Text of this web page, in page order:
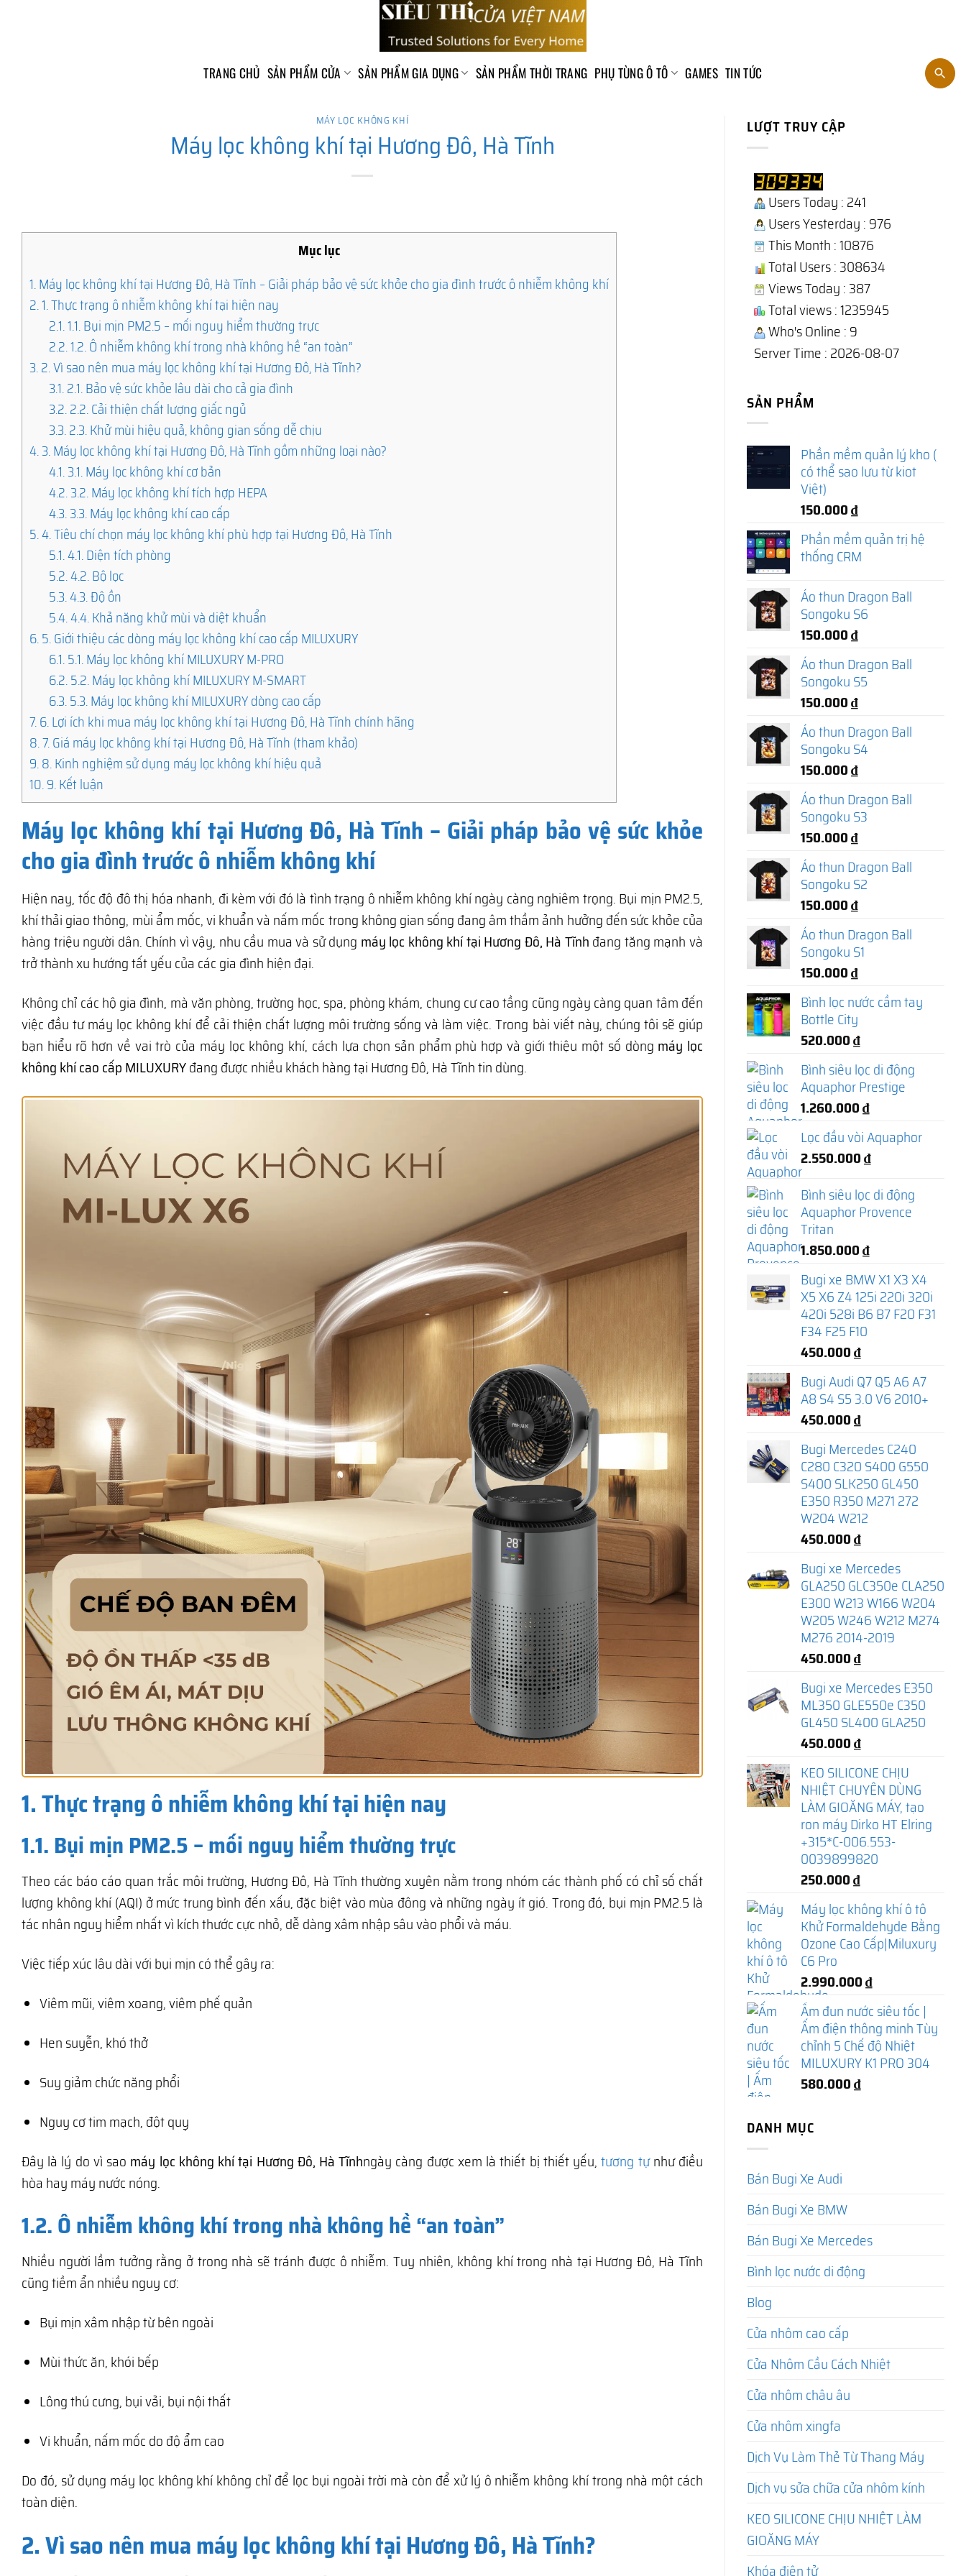
TRANG CHỦ SẢN PHẨM CỬA SẢN PHẨM GIA DỤNG SẢN PHẨM THỜI TRANG PHỤ TÙNG Ô TÔ GAMES TIN TỨC
MÁY LỌC KHÔNG KHÍ
Máy lọc không khí tại Hương Đô, Hà Tĩnh
Mục lục
1.Máy lọc không khí tại Hương Đô, Hà Tĩnh – Giải pháp bảo vệ sức khỏe cho gia đình trước ô nhiễm không khí
2.1. Thực trạng ô nhiễm không khí tại hiện nay
2.1.1.1. Bụi mịn PM2.5 – mối nguy hiểm thường trực
2.2.1.2. Ô nhiễm không khí trong nhà không hề “an toàn”
3.2. Vì sao nên mua máy lọc không khí tại Hương Đô, Hà Tĩnh?
3.1.2.1. Bảo vệ sức khỏe lâu dài cho cả gia đình
3.2.2.2. Cải thiện chất lượng giấc ngủ
3.3.2.3. Khử mùi hiệu quả, không gian sống dễ chịu
4.3. Máy lọc không khí tại Hương Đô, Hà Tĩnh gồm những loại nào?
4.1.3.1. Máy lọc không khí cơ bản
4.2.3.2. Máy lọc không khí tích hợp HEPA
4.3.3.3. Máy lọc không khí cao cấp
5.4. Tiêu chí chọn máy lọc không khí phù hợp tại Hương Đô, Hà Tĩnh
5.1.4.1. Diện tích phòng
5.2.4.2. Bộ lọc
5.3.4.3. Độ ồn
5.4.4.4. Khả năng khử mùi và diệt khuẩn
6.5. Giới thiệu các dòng máy lọc không khí cao cấp MILUXURY
6.1.5.1. Máy lọc không khí MILUXURY M-PRO
6.2.5.2. Máy lọc không khí MILUXURY M-SMART
6.3.5.3. Máy lọc không khí MILUXURY dòng cao cấp
7.6. Lợi ích khi mua máy lọc không khí tại Hương Đô, Hà Tĩnh chính hãng
8.7. Giá máy lọc không khí tại Hương Đô, Hà Tĩnh (tham khảo)
9.8. Kinh nghiệm sử dụng máy lọc không khí hiệu quả
10.9. Kết luận
Máy lọc không khí tại Hương Đô, Hà Tĩnh – Giải pháp bảo vệ sức khỏe
cho gia đình trước ô nhiễm không khí
Hiện nay, tốc độ đô thị hóa nhanh, đi kèm với đó là tình trạng ô nhiễm không khí ngày càng nghiêm trọng. Bụi mịn PM2.5,
khí thải giao thông, mùi ẩm mốc, vi khuẩn và nấm mốc trong không gian sống đang âm thầm ảnh hưởng đến sức khỏe của
hàng triệu người dân. Chính vì vậy, nhu cầu mua và sử dụng máy lọc không khí tại Hương Đô, Hà Tĩnh đang tăng mạnh và
trở thành xu hướng tất yếu của các gia đình hiện đại.
Không chỉ các hộ gia đình, mà văn phòng, trường học, spa, phòng khám, chung cư cao tầng cũng ngày càng quan tâm đến
việc đầu tư máy lọc không khí để cải thiện chất lượng môi trường sống và làm việc. Trong bài viết này, chúng tôi sẽ giúp
bạn hiểu rõ hơn về vai trò của máy lọc không khí, cách lựa chọn sản phẩm phù hợp và giới thiệu một số dòng máy lọc
không khí cao cấp MILUXURYđang được nhiều khách hàng tại Hương Đô, Hà Tĩnh tin dùng.
1. Thực trạng ô nhiễm không khí tại hiện nay
1.1. Bụi mịn PM2.5 – mối nguy hiểm thường trực
Theo các báo cáo quan trắc môi trường, Hương Đô, Hà Tĩnh thường xuyên nằm trong nhóm các thành phố có chỉ số chất
lượng không khí (AQI) ở mức trung bình đến xấu, đặc biệt vào mùa đông và những ngày ít gió. Trong đó, bụi mịn PM2.5 là
tác nhân nguy hiểm nhất vì kích thước cực nhỏ, dễ dàng xâm nhập sâu vào phổi và máu.
Việc tiếp xúc lâu dài với bụi mịn có thể gây ra:
Viêm mũi, viêm xoang, viêm phế quản
Hen suyễn, khó thở
Suy giảm chức năng phổi
Nguy cơ tim mạch, đột quỵ
Đây là lý do vì sao máy lọc không khí tại Hương Đô, Hà Tĩnhngày càng được xem là thiết bị thiết yếu,tương tựnhư điều
hòa hay máy nước nóng.
1.2. Ô nhiễm không khí trong nhà không hề “an toàn”
Nhiều người lầm tưởng rằng ở trong nhà sẽ tránh được ô nhiễm. Tuy nhiên, không khí trong nhà tại Hương Đô, Hà Tĩnh
cũng tiềm ẩn nhiều nguy cơ:
Bụi mịn xâm nhập từ bên ngoài
Mùi thức ăn, khói bếp
Lông thú cưng, bụi vải, bụi nội thất
Vi khuẩn, nấm mốc do độ ẩm cao
Do đó, sử dụng máy lọc không khí không chỉ để lọc bụi ngoài trời mà còn để xử lý ô nhiễm không khí trong nhà một cách
toàn diện.
2. Vì sao nên mua máy lọc không khí tại Hương Đô, Hà Tĩnh?
LƯỢT TRUY CẬP
Users Today : 241
Users Yesterday : 976
This Month : 10876
Total Users : 308634
Views Today : 387
Total views : 1235945
Who's Online : 9
Server Time : 2026-08-07
SẢN PHẨM
Phần mềm quản lý kho (
có thể sao lưu từ kiot
Việt)
150.000₫
Phần mềm quản trị hệ
thống CRM
Áo thun Dragon Ball
Songoku S6
150.000₫
Áo thun Dragon Ball
Songoku S5
150.000₫
Áo thun Dragon Ball
Songoku S4
150.000₫
Áo thun Dragon Ball
Songoku S3
150.000₫
Áo thun Dragon Ball
Songoku S2
150.000₫
Áo thun Dragon Ball
Songoku S1
150.000₫
Bình lọc nước cầm tay
Bottle City
520.000₫
Bình siêu lọc di động
Aquaphor Prestige
1.260.000₫
Lọc đầu vòi Aquaphor
2.550.000₫
Bình siêu lọc di động
Aquaphor Provence
Tritan
1.850.000₫
Bugi xe BMW X1 X3 X4
X5 X6 Z4 125i 220i 320i
420i 528i B6 B7 F20 F31
F34 F25 F10
450.000₫
Bugi Audi Q7 Q5 A6 A7
A8 S4 S5 3.0 V6 2010+
450.000₫
Bugi Mercedes C240
C280 C320 S400 G550
S400 SLK250 GL450
E350 R350 M271 272
W204 W212
450.000₫
Bugi xe Mercedes
GLA250 GLC350e CLA250
E300 W213 W166 W204
W205 W246 W212 M274
M276 2014-2019
450.000₫
Bugi xe Mercedes E350
ML350 GLE550e C350
GL450 SL400 GLA250
450.000₫
KEO SILICONE CHỊU
NHIỆT CHUYÊN DÙNG
LÀM GIOĂNG MÁY, tạo
ron máy Dirko HT Elring
+315*C-006.553-
0039899820
250.000₫
Máy lọc không khí ô tô
Khử Formaldehyde Bằng
Ozone Cao Cấp|Miluxury
C6 Pro
2.990.000₫
Ấm đun nước siêu tốc |
Ấm điện thông minh Tùy
chỉnh 5 Chế độ Nhiệt
MILUXURY K1 PRO 304
580.000₫
DANH MỤC
Bán Bugi Xe Audi
Bán Bugi Xe BMW
Bán Bugi Xe Mercedes
Bình lọc nước di động
Blog
Cửa nhôm cao cấp
Cửa Nhôm Cầu Cách Nhiệt
Cửa nhôm châu âu
Cửa nhôm xingfa
Dịch Vụ Làm Thẻ Từ Thang Máy
Dịch vụ sửa chữa cửa nhôm kính
KEO SILICONE CHỊU NHIỆT LÀM
GIOĂNG MÁY
Khóa điện tử